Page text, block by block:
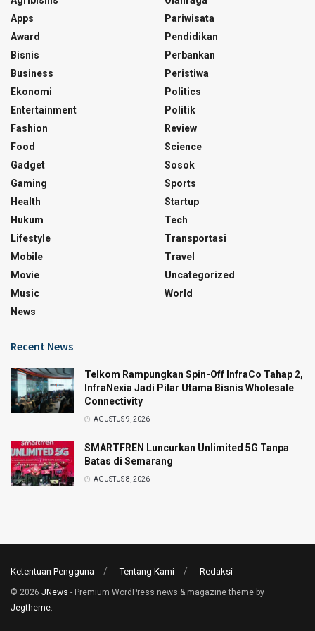
Apps
Award
Bisnis
Business
Ekonomi
Entertainment
Fashion
Food
Gadget
Gaming
Health
Hukum
Lifestyle
Mobile
Movie
Music
News
Pariwisata
Pendidikan
Perbankan
Peristiwa
Politics
Politik
Review
Science
Sosok
Sports
Startup
Tech
Transportasi
Travel
Uncategorized
World
Recent News
Telkom Rampungkan Spin-Off InfraCo Tahap 2,
InfraNexia Jadi Pilar Utama Bisnis Wholesale
Connectivity
AGUSTUS 9, 2026
SMARTFREN Luncurkan Unlimited 5G Tanpa
Batas di Semarang
AGUSTUS 8, 2026
Ketentuan Pengguna Tentang Kami Redaksi
© 2026 JNews - Premium WordPress news & magazine theme by
Jegtheme.